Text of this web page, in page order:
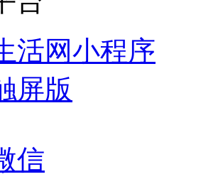
活网小程序
屏版
信